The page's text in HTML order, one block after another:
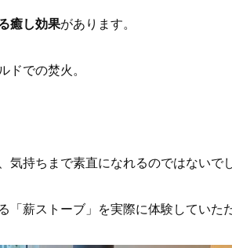
癒し効果があります。
ドでの焚火。
持ちまで素直になれるのではないで
薪ストーブ」を実際に体験していた